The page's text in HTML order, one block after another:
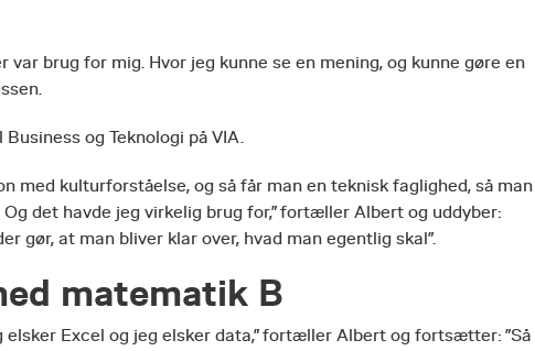
var brug for mig. Hvor jeg kunne se en mening, og kunne gøre en
og Teknologi på VIA.
med kulturforståelse, og så får man en teknisk faglighed, så man
det havde jeg virkelig brug for,” fortæller Albert og uddyber:
gør, at man bliver klar over, hvad man egentlig skal”.
matematik B
Excel og jeg elsker data,” fortæller Albert og fortsætter: ”Så